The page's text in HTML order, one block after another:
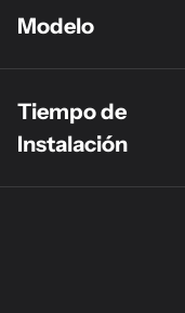
Modelo
Tiempo de
Instalación